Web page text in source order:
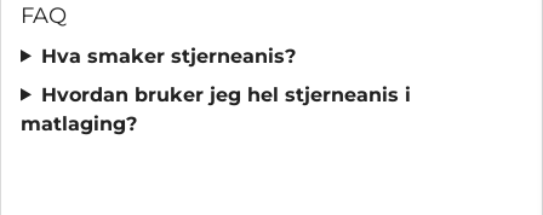
FAQ
Hva smaker stjerneanis?
Hvordan bruker jeg hel stjerneanis i
matlaging?